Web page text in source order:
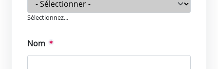
Sélectionnez...
Nom